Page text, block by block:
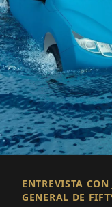
ENTREVISTA
GENERAL DE